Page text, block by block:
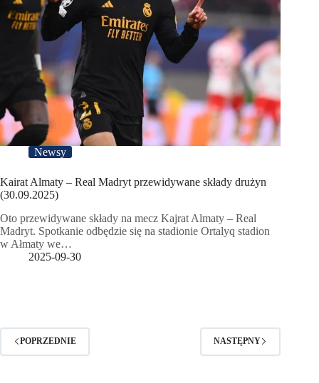
Newsy
Kairat Almaty – Real Madryt przewidywane składy drużyn
(30.09.2025)
Oto przewidywane składy na mecz Kajrat Almaty – Real
Madryt. Spotkanie odbędzie się na stadionie Ortalyq stadion
w Ałmaty we…
2025-09-30
POPRZEDNIE NASTĘPNY